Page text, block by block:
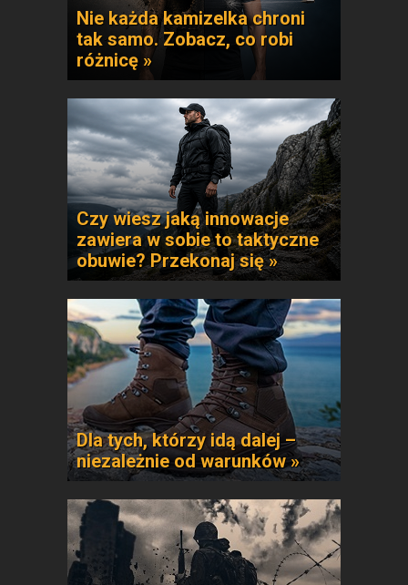
Nie każda kamizelka chroni
tak samo. Zobacz, co robi
różnicę »
Czy wiesz jaką innowacje
zawiera w sobie to taktyczne
obuwie? Przekonaj się »
Dla tych, którzy idą dalej –
niezależnie od warunków »